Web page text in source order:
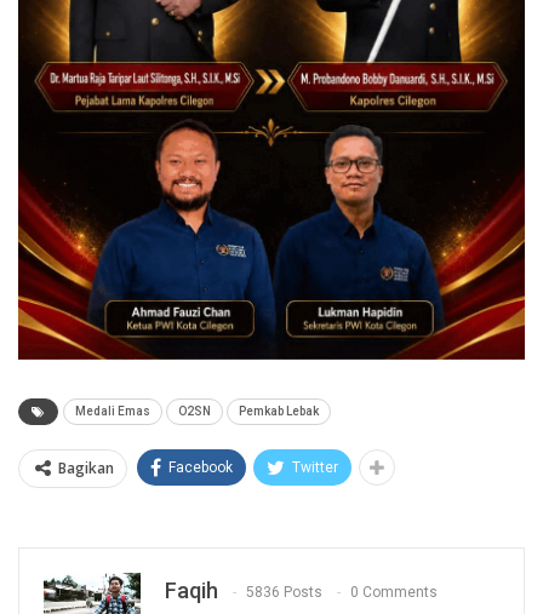
Medali Emas O2SN Pemkab Lebak
Bagikan Facebook Twitter
Faqih 5836 Posts 0 Comments